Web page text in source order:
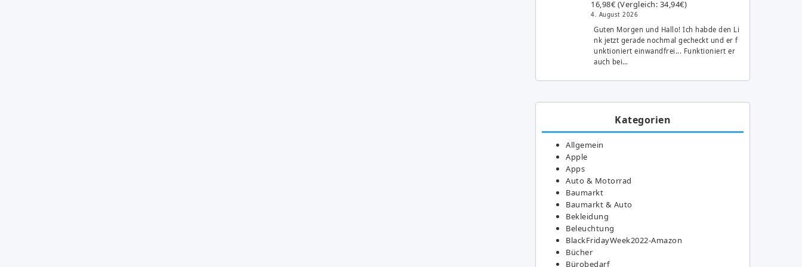
16,98€ (Vergleich: 34,94€)
4. August 2026
Guten Morgen und Hallo! Ich habde den Li
nk jetzt gerade nochmal gecheckt und er f
unktioniert einwandfrei... Funktioniert er
auch bei…
Kategorien
Allgemein
Apple
Apps
Auto & Motorrad
Baumarkt
Baumarkt & Auto
Bekleidung
Beleuchtung
BlackFridayWeek2022-Amazon
Bücher
Bürobedarf